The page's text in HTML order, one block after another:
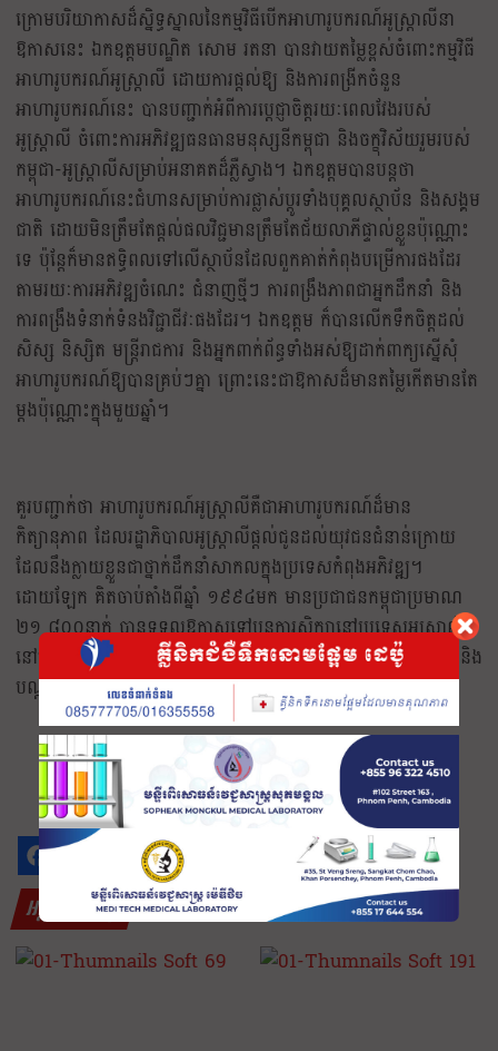
ក្រោមបរិយាកាសដ៏ស្និទ្ធស្នាលនៃកម្មវិធីបើកអាហារូបករណ៍អូស្ត្រាលីនា
ឱកាសនេះ ឯកឧត្តមបណ្ឌិត សោម រតនា បានវាយតម្លៃខ្ពស់ចំពោះកម្មវិធី
អាហារូបករណ៍អូស្ត្រាលី ដោយការផ្ដល់ឱ្យ និងការពង្រីកចំនួន
អាហារូបករណ៍នេះ បានបញ្ជាក់អំពីការប្ដេជ្ញាចិត្តរយៈពេលវែងរបស់
អូស្ត្រាលី ចំពោះការអភិវឌ្ឍធនធានមនុស្សនីកម្ពុជា និងចក្ខុវិស័យរួមរបស់
កម្ពុជា-អូស្ត្រាលីសម្រាប់អនាគតដ៏ភ្លឺស្វាង។ ឯកឧត្តមបានបន្តថា
អាហារូបករណ៍នេះជំហានសម្រាប់ការផ្លាស់ប្ដូរទាំងបុគ្គលស្ថាប័ន និងសង្គម
ជាតិ ដោយមិនត្រឹមតែផ្ដល់ផលវិជ្ជមានត្រឹមតែជ័យលាភីផ្ទាល់ខ្លួនប៉ុណ្ណោះ
ទេ ប៉ុន្តែក៏មានឥទ្ធិពលទៅលើស្ថាប័នដែលពួកគាត់កំពុងបម្រើការផងដែរ
តាមរយៈការអភិវឌ្ឍចំណេះ ជំនាញថ្មីៗ ការពង្រឹងភាពជាអ្នកដឹកនាំ និង
ការពង្រឹងទំនាក់ទំនងវិជ្ជាជីវៈផងដែរ។ ឯកឧត្តម ក៏បានលើកទឹកចិត្តដល់
សិស្ស និស្សិត មន្ត្រីរាជការ និងអ្នកពាក់ព័ន្ធទាំងអស់ឱ្យដាក់ពាក្យស្នើសុំ
អាហារូបករណ៍ឱ្យបានគ្រប់ៗគ្នា ព្រោះនេះជាឱកាសដ៏មានតម្លៃកើតមានតែ
ម្ដងប៉ុណ្ណោះក្នុងមួយឆ្នាំ។
គួរបញ្ជាក់ថា អាហារូបករណ៍អូស្ត្រាលីគឺជាអាហារូបករណ៍ដ៏មាន
កិត្យានុភាព ដែលរដ្ឋាភិបាលអូស្ត្រាលីផ្ដល់ជូនដល់យុវជនជំនាន់ក្រោយ
ដែលនឹងក្លាយខ្លួនជាថ្នាក់ដឹកនាំសាកលក្នុងប្រទេសកំពុងអភិវឌ្ឍ។
ដោយឡែក គិតចាប់តាំងពីឆ្នាំ ១៩៩៤មក មានប្រជាជនកម្ពុជាប្រមាណ
២១ ៨០០នាក់ បានទទួលឱកាសទៅបន្តការសិក្សានៅប្រទេសអូស្ត្រាលី
នៅគ្រប់កម្រិត ហើយបានត្រឡប់មកវិញជាមួយនឹងចំណេះដឹង ជំនាញ និង
បណ្ដាញអន្តរជាតិដែលមិនអាចកាត់ថ្លៃបាន៕
អត្ថបទពាក់ព័ន្ធ